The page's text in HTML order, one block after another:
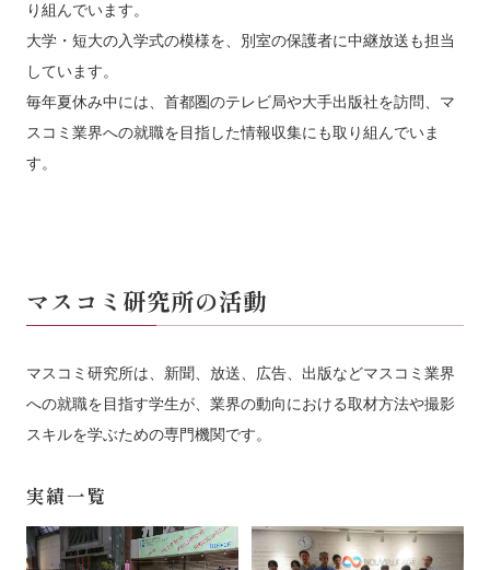
り組んでいます。
大学・短大の入学式の模様を、別室の保護者に中継放送も担当
しています。
毎年夏休み中には、首都圏のテレビ局や大手出版社を訪問、マ
スコミ業界への就職を目指した情報収集にも取り組んでいま
す。
マスコミ研究所の活動
マスコミ研究所は、新聞、放送、広告、出版などマスコミ業界
への就職を目指す学生が、業界の動向における取材方法や撮影
スキルを学ぶための専門機関です。
実績一覧